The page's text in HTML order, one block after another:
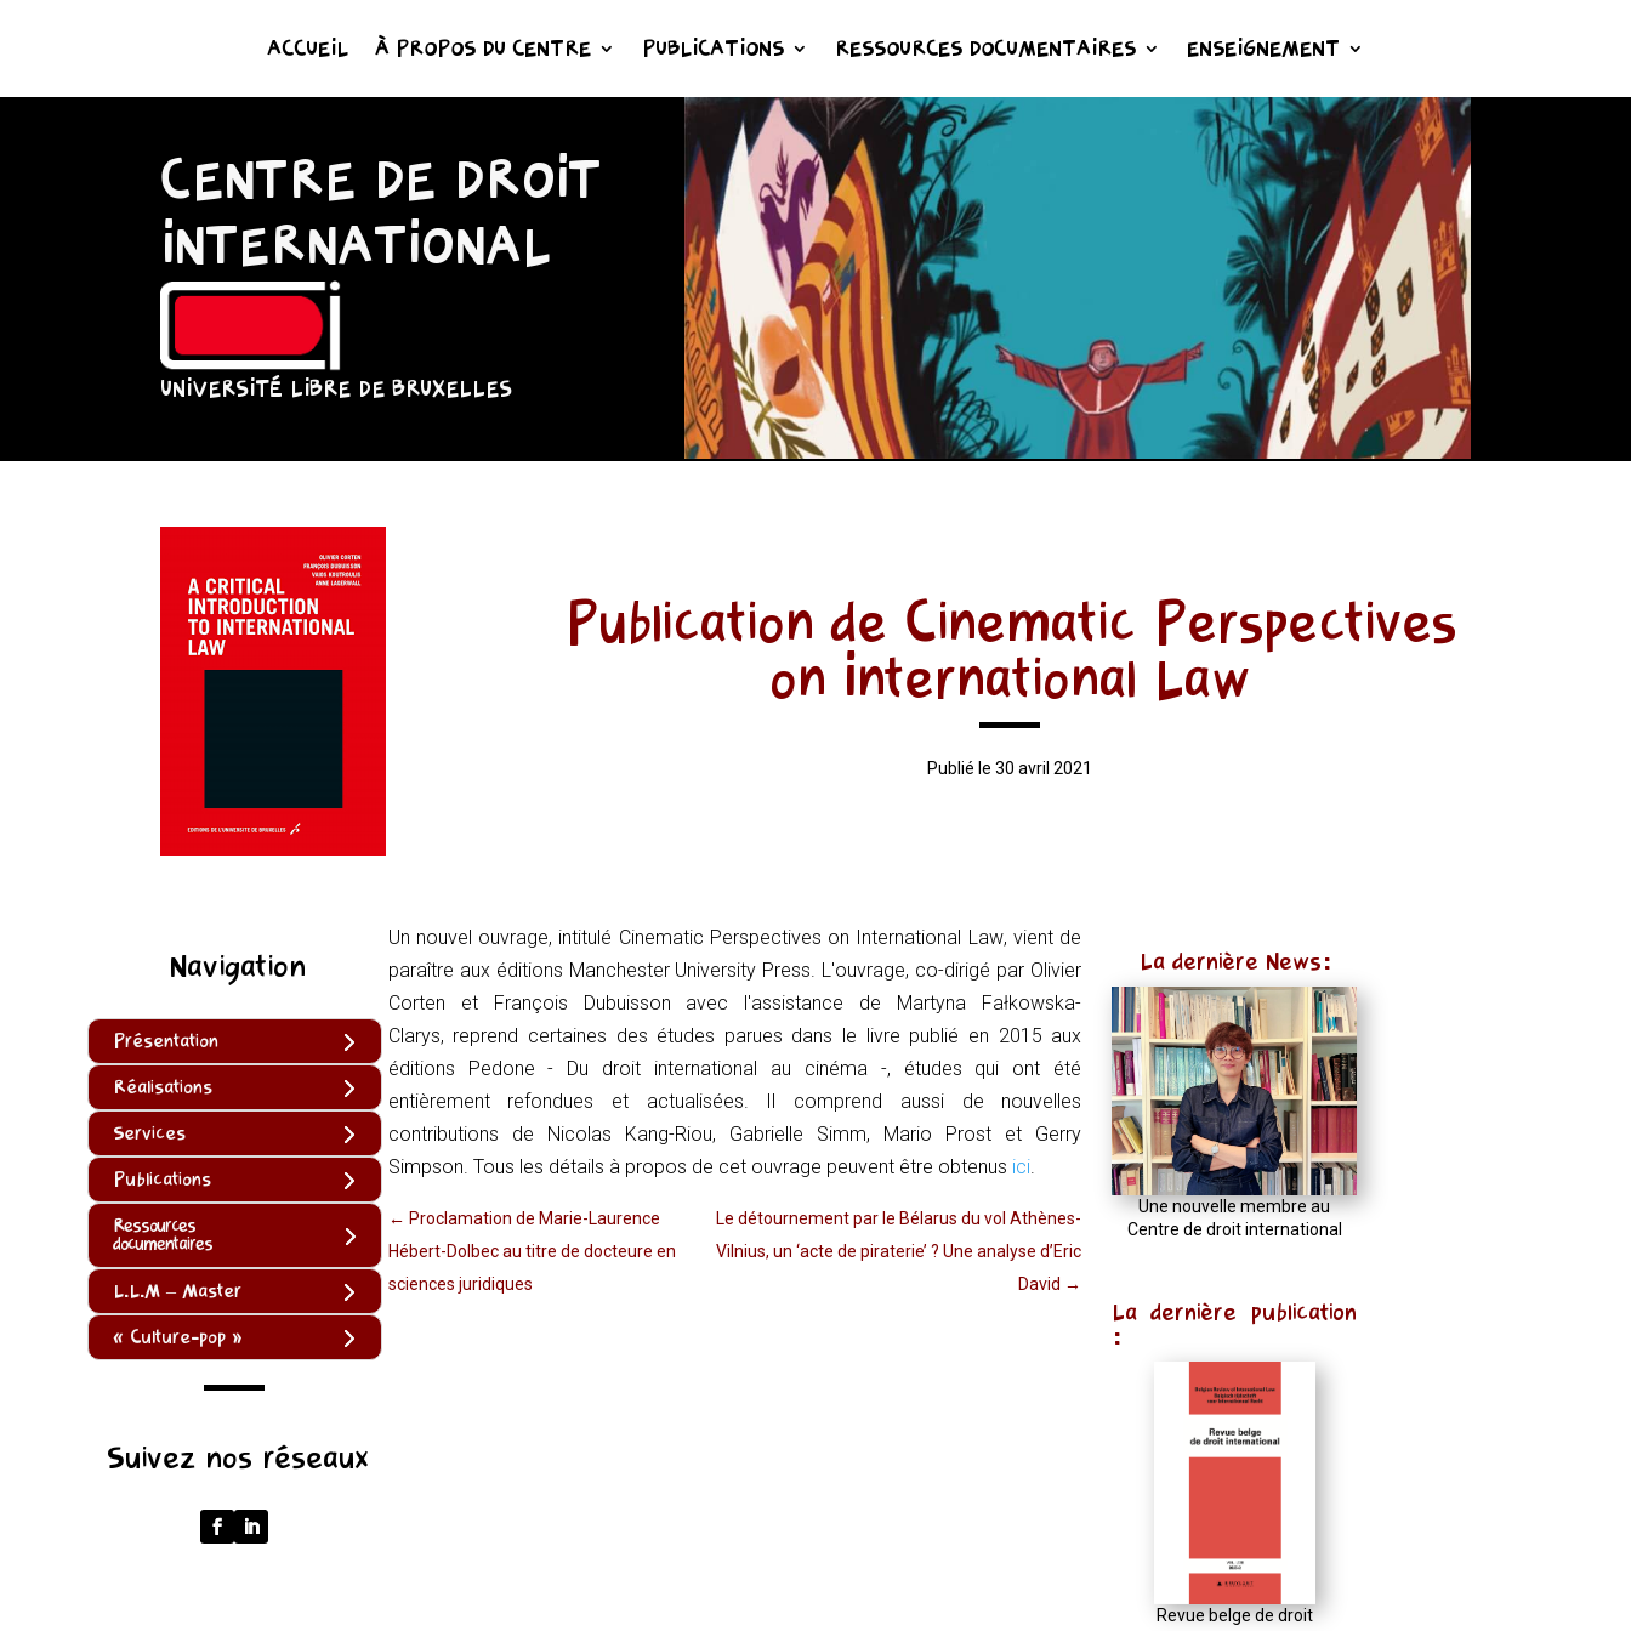
ACCUEIL À PROPOS DU CENTRE PUBLICATIONS RESSOURCES DOCUMENTAIRES ENSEIGNEMENT
CENTRE DE DROIT
INTERNATIONAL
UNIVERSITÉ LIBRE DE BRUXELLES
Publication de Cinematic Perspectives
on International Law
Publié le 30 avril 2021
Navigation
Présentation
Réalisations
Services
Publications
Ressources
documentaires
L.L.M – Master
« Culture-pop »
Suivez nos réseaux
Un nouvel ouvrage, intitulé Cinematic Perspectives on International Law, vient de
paraître aux éditions Manchester University Press. L'ouvrage, co-dirigé par Olivier
Corten et François Dubuisson avec l'assistance de Martyna Fałkowska-
Clarys, reprend certaines des études parues dans le livre publié en 2015 aux
éditions Pedone - Du droit international au cinéma -, études qui ont été
entièrement refondues et actualisées. Il comprend aussi de nouvelles
contributions de Nicolas Kang-Riou, Gabrielle Simm, Mario Prost et Gerry
Simpson. Tous les détails à propos de cet ouvrage peuvent être obtenus ici.
← Proclamation de Marie-Laurence
Hébert-Dolbec au titre de docteure en
sciences juridiques
Le détournement par le Bélarus du vol Athènes-
Vilnius, un ‘acte de piraterie’ ? Une analyse d’Eric
David →
La dernière News:
Une nouvelle membre au
Centre de droit international
La dernière publication
:
Revue belge de droit